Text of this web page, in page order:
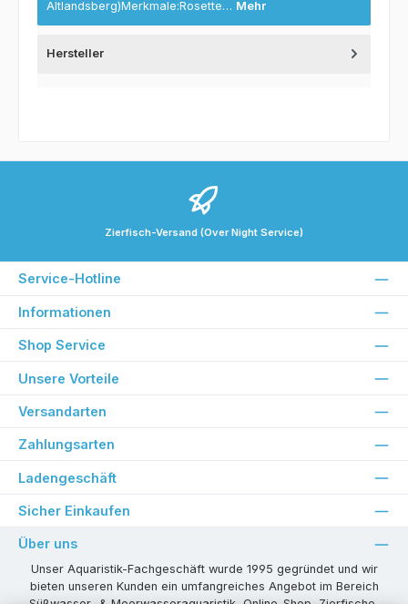
Altlandsberg)Merkmale:Rosette… Mehr
Hersteller
Zierfisch-Versand (Over Night Service)
Service-Hotline
Informationen
Shop Service
Unsere Vorteile
Versandarten
Zahlungsarten
Ladengeschäft
Sicher Einkaufen
Über uns
Unser Aquaristik-Fachgeschäft wurde 1995 gegründet und wir
bieten unseren Kunden ein umfangreiches Angebot im Bereich